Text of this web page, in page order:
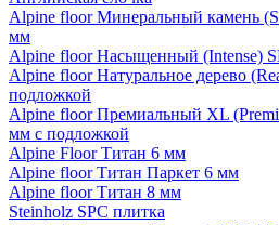
Alpine floor Минеральный камень
мм
Alpine floor Насыщенный (Intense)
Alpine floor Натуральное дерево
подложкой
Alpine floor Премиальный XL
мм с подложкой
Alpine Floor Титан 6 мм
Alpine floor Титан Паркет 6 мм
Alpine floor Титан 8 мм
Steinholz SPC плитка